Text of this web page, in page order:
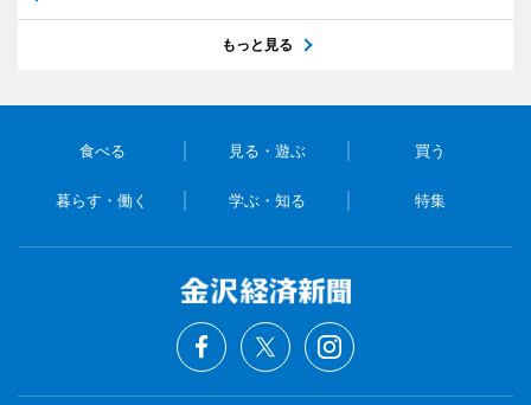
もっと見る
食べる 見る・遊ぶ 買う
暮らす・働く 学ぶ・知る 特集